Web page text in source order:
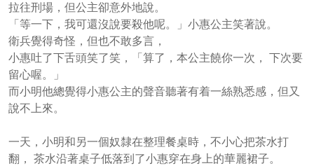
拉往刑場，但公主卻意外地說。
「等一下，我可還沒說要殺他呢。」小惠公主笑著說。
衛兵覺得奇怪，但也不敢多言，
小惠吐了下舌頭笑了笑，「算了，本公主饒你一次， 下次要
留心喔。」
而小明他總覺得小惠公主的聲音聽著有着一絲熟悉感，但又
說不上來。
一天，小明和另一個奴隸在整理餐桌時，不小心把茶水打
翻， 茶水沿著桌子低落到了小惠穿在身上的華麗裙子。